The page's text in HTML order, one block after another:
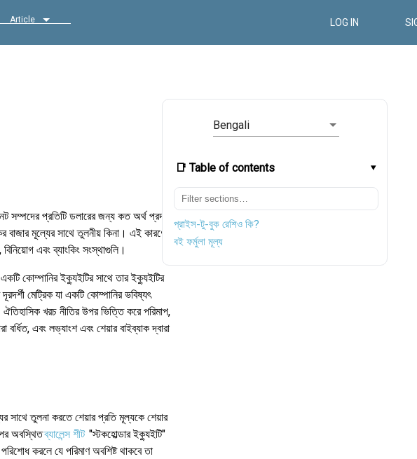
Article LOG IN
Bengali
📑 Table of contents
প্রাইস-টু-বুক রেশিও কি?
বই ফর্মুলা মূল্য
সম্পদের প্রতিটি ডলারের জন্য কত অর্থ প্রদান
মূল্যের সাথে তুলনীয় কিনা। এই কারণে,
, বিনিয়োগ এবং ব্যাংকিং সংস্থাগুলি।
কোম্পানির ইক্যুইটির সাথে তার ইক্যুইটির
মেট্রিক যা একটি কোম্পানির ভবিষ্যৎ
ঐতিহাসিক খরচ নীতির উপর ভিত্তি করে পরিমাপ,
এবং লভ্যাংশ এবং শেয়ার বাইব্যাক দ্বারা
সাথে তুলনা করতে শেয়ার প্রতি মূল্যকে শেয়ার
অবস্থিতব্যালেন্স শীট "স্টকহোল্ডার ইক্যুইটি"
করলে যে পরিমাণ অবশিষ্ট থাকবে তা